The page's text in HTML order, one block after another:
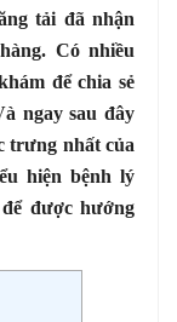
tải đã nhận
Có nhiều
để chia sẻ
ngay sau đây
trưng nhất của
hiện bệnh lý
được hướng